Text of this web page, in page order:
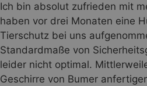
Ich bin absolut zufrieden mit
haben vor drei Monaten eine
Tierschutz bei uns
Standardmaße von
leider nicht optimal.
Geschirre von Bumer